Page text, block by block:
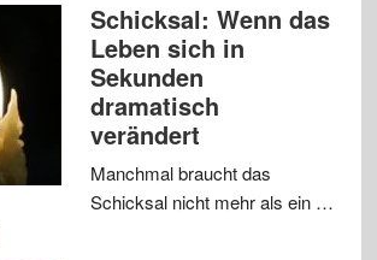
Schicksal: Wenn das
Leben sich in
Sekunden
dramatisch
verändert
Manchmal braucht das
Schicksal nicht mehr als ein …